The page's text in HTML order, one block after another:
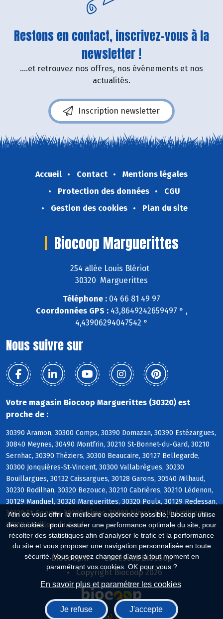
Afin de vous offrir la meilleure expérience possible, Biocoop utilise
des cookies : pour assurer une performance optimale du site, pour
récolter des statistiques afin d'analyser le trafic et la performance
du site et vous proposer une navigation personnalisée en toute
sécurité. Vous pouvez changer d'avis à tout moment en
paramétrant vos cookies. OK pour vous ?
En savoir plus et paramétrer les cookies
Je refuse J'accepte
Restons en contact, inscrivez-vous à la
newsletter !
....et retrouvez nos offres, nos événements et nos
actualités.
Inscription newsletter
Accueil Contact
Mentions légales
Protection des données
CGU
Gestion des cookies
Plan du site
Biocoop Marguerittes
254 allée Louis Blériot
30320 Marguerittes
Téléphone : 04 66 81 49 97
Coordonnées GPS :43,8649242659497 ° ,
4,43906294047542 °
Nous suivre sur
Votre magasin Biocoop Marguerittes (30320) est
proche de :
30390 Aramon, 30300 Comps, 30390 Domazan, 30390 Estézargues,
30840 Meynes, 30490 Montfrin, 30210 St-Bonnet-du-Gard, 30210
Sernhac, 30390 Théziers, 30300 Beaucaire, 30127 Bellegarde,
30300 Jonquières-St-Vincent, 30300 Vallabrègues, 30230
Bouillargues, 30132 Caissargues, 30128 Garons, 30540 Milhaud,
30230 Rodilhan, 30320 Bezouce, 30210 Cabrières, 30210 Lédenon,
30129 Manduel, 30320 Marguerittes, 30320 Poulx, 30129 Redessan,
30320 St-Gervasy, 30000 Nîmes, 30900 Nîmes, 30210 Argilliers,
30210 Castillon-du-Gard
Biocoop.fr
Le réseau Biocoop
Copyright Biocoop 2026